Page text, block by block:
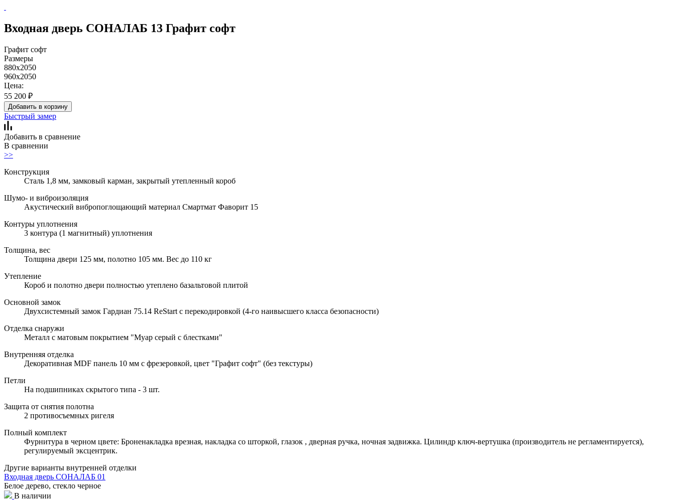
Входная дверь СОНАЛАБ 13 Графит софт
Графит софт
Размеры
880x2050
960x2050
Цена:
55 200 ₽
Добавить в корзину
Быстрый замер
Добавить в сравнение
В сравнении
>>
Конструкция
Сталь 1,8 мм, замковый карман, закрытый утепленный короб
Шумо- и виброизоляция
Акустический вибропоглощающий материал Смартмат Фаворит 15
Контуры уплотнения
3 контура (1 магнитный) уплотнения
Толщина, вес
Толщина двери 125 мм, полотно 105 мм. Вес до 110 кг
Утепление
Короб и полотно двери полностью утеплено базальтовой плитой
Основной замок
Двухсистемный замок Гардиан 75.14 ReStart с перекодировкой (4-го наивысшего класса безопасности)
Отделка снаружи
Металл с матовым покрытием "Муар серый с блестками"
Внутренняя отделка
Декоративная MDF панель 10 мм с фрезеровкой, цвет "Графит софт" (без текстуры)
Петли
На подшипниках скрытого типа - 3 шт.
Защита от снятия полотна
2 противосъемных ригеля
Полный комплект
Фурнитура в черном цвете: Броненакладка врезная, накладка со шторкой, глазок , дверная ручка, ночная задвижка. Цилиндр ключ-вертушка (производитель не регламентируется),
регулируемый эксцентрик.
Другие варианты внутренней отделки
Входная дверь СОНАЛАБ 01
Белое дерево, стекло черное
В наличии